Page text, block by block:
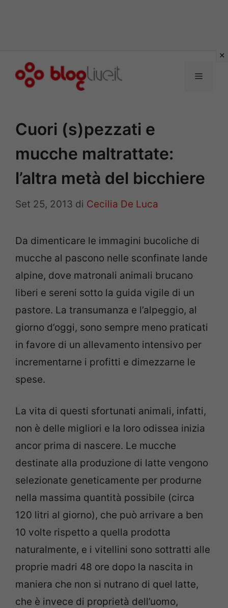
Menu
Cuori (s)pezzati e
mucche maltrattate:
l’altra metà del bicchiere
Set 25, 2013 di Cecilia De Luca
Da dimenticare le immagini bucoliche di
mucche al pascono nelle sconfinate lande
alpine, dove matronali animali brucano
liberi e sereni sotto la guida vigile di un
pastore. La transumanza e l’alpeggio, al
giorno d’oggi, sono sempre meno praticati
in favore di un allevamento intensivo per
incrementarne i profitti e dimezzarne le
spese.
La vita di questi sfortunati animali, infatti,
non è delle migliori e la loro odissea inizia
ancor prima di nascere. Le mucche
destinate alla produzione di latte vengono
selezionate geneticamente per produrne
nella massima quantità possibile (circa
120 litri al giorno), che può arrivare a ben
10 volte rispetto a quella prodotta
naturalmente, e i vitellini sono sottratti alle
proprie madri 48 ore dopo la nascita in
maniera che non si nutrano di quel latte,
che è invece di proprietà dell’uomo,